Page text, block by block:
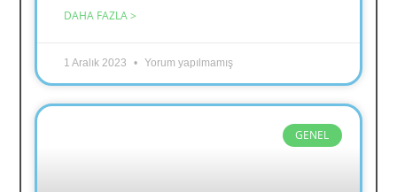
DAHA FAZLA >
1 Aralık 2023 Yorum yapılmamış
GENEL